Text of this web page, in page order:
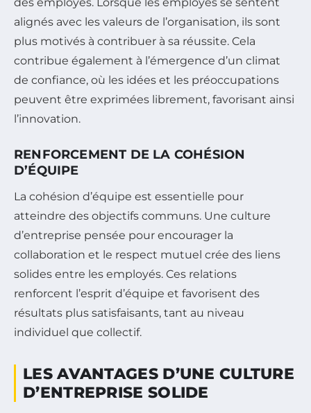
alignés avec les valeurs de l’organisation, ils sont
plus motivés à contribuer à sa réussite. Cela
contribue également à l’émergence d’un climat
de confiance, où les idées et les préoccupations
peuvent être exprimées librement, favorisant ainsi
l’innovation.
RENFORCEMENT DE LA COHÉSION
D’ÉQUIPE
La cohésion d’équipe est essentielle pour
atteindre des objectifs communs. Une culture
d’entreprise pensée pour encourager la
collaboration et le respect mutuel crée des liens
solides entre les employés. Ces relations
renforcent l’esprit d’équipe et favorisent des
résultats plus satisfaisants, tant au niveau
individuel que collectif.
LES AVANTAGES D’UNE CULTURE
D’ENTREPRISE SOLIDE